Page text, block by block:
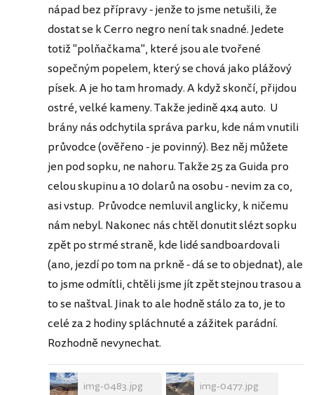
nápad bez přípravy - jenže to jsme netušili, že
dostat se k Cerro negro není tak snadné. Jedete
totiž "polňačkama", které jsou ale tvořené
sopečným popelem, který se chová jako plážový
písek. A je ho tam hromady. A když skončí, přijdou
ostré, velké kameny. Takže jedině 4x4 auto. U
brány nás odchytila správa parku, kde nám vnutili
průvodce (ověřeno - je povinný). Bez něj můžete
jen pod sopku, ne nahoru. Takže 25 za Guida pro
celou skupinu a 10 dolarů na osobu - nevim za co,
asi vstup. Průvodce nemluvil anglicky, k ničemu
nám nebyl. Nakonec nás chtěl donutit slézt sopku
zpět po strmé straně, kde lidé sandboardovali
(ano, jezdí po tom na prkně - dá se to objednat), ale
to jsme odmítli, chtěli jsme jít zpět stejnou trasou a
to se naštval. Jinak to ale hodně stálo za to, je to
celé za 2 hodiny spláchnuté a zážitek parádní.
Rozhodně nevynechat.
img-0483.jpg img-0477.jpg